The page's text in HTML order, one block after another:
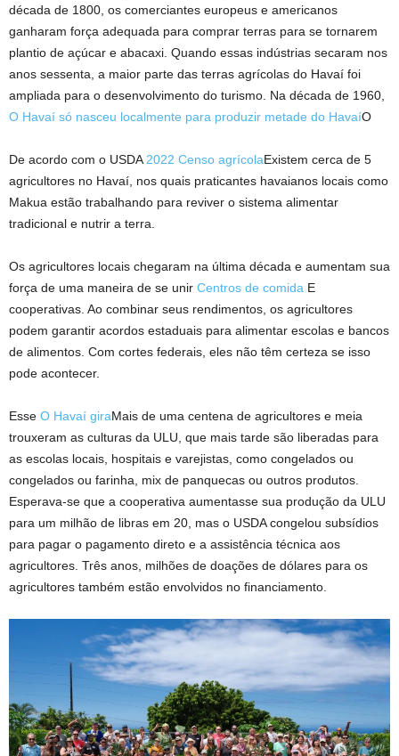
década de 1800, os comerciantes europeus e americanos
ganharam força adequada para comprar terras para se tornarem
plantio de açúcar e abacaxi. Quando essas indústrias secaram nos
anos sessenta, a maior parte das terras agrícolas do Havaí foi
ampliada para o desenvolvimento do turismo. Na década de 1960,
O Havaí só nasceu localmente para produzir metade do HavaíO
De acordo com o USDA 2022 Censo agrícolaExistem cerca de 5
agricultores no Havaí, nos quais praticantes havaianos locais como
Makua estão trabalhando para reviver o sistema alimentar
tradicional e nutrir a terra.
Os agricultores locais chegaram na última década e aumentam sua
força de uma maneira de se unir Centros de comida E
cooperativas. Ao combinar seus rendimentos, os agricultores
podem garantir acordos estaduais para alimentar escolas e bancos
de alimentos. Com cortes federais, eles não têm certeza se isso
pode acontecer.
Esse O Havaí giraMais de uma centena de agricultores e meia
trouxeram as culturas da ULU, que mais tarde são liberadas para
as escolas locais, hospitais e varejistas, como congelados ou
congelados ou farinha, mix de panquecas ou outros produtos.
Esperava-se que a cooperativa aumentasse sua produção da ULU
para um milhão de libras em 20, mas o USDA congelou subsídios
para pagar o pagamento direto e a assistência técnica aos
agricultores. Três anos, milhões de doações de dólares para os
agricultores também estão envolvidos no financiamento.